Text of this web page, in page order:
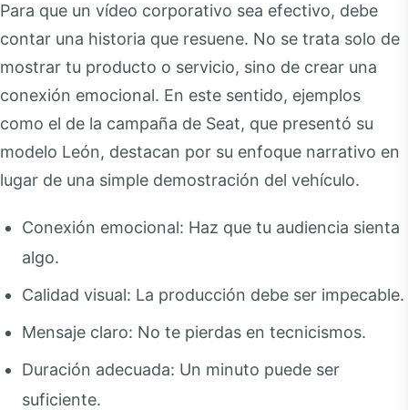
Para que un vídeo corporativo sea efectivo, debe
contar una historia que resuene. No se trata solo de
mostrar tu producto o servicio, sino de crear una
conexión emocional. En este sentido, ejemplos
como el de la campaña de Seat, que presentó su
modelo León, destacan por su enfoque narrativo en
lugar de una simple demostración del vehículo.
Conexión emocional: Haz que tu audiencia sienta
algo.
Calidad visual: La producción debe ser impecable.
Mensaje claro: No te pierdas en tecnicismos.
Duración adecuada: Un minuto puede ser
suficiente.